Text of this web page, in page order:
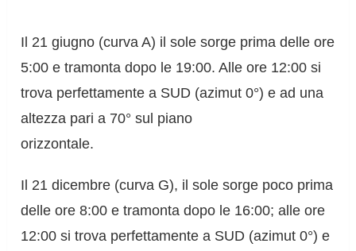
Il 21 giugno (curva A) il sole sorge prima delle ore
5:00 e tramonta dopo le 19:00. Alle ore 12:00 si
trova perfettamente a SUD (azimut 0°) e ad una
altezza pari a 70° sul piano
orizzontale.
Il 21 dicembre (curva G), il sole sorge poco prima
delle ore 8:00 e tramonta dopo le 16:00; alle ore
12:00 si trova perfettamente a SUD (azimut 0°) e